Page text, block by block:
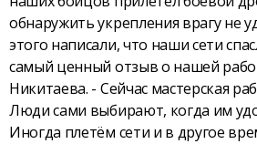
обнаружить укрепления врагу не
этого написали, что наши сети
самый ценный отзыв о нашей
Никитаева. - Сейчас мастерская
Люди сами выбирают, когда им
Иногда плетём сети и в другое